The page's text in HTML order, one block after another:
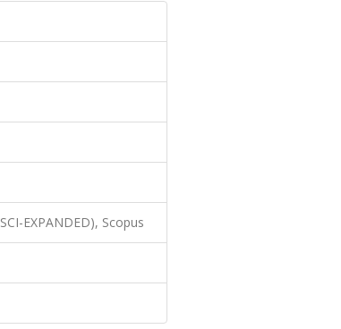
EXPANDED), Scopus